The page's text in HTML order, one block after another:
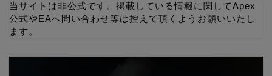
当サイトは非公式です。掲載している情報に関してApex
公式やEAへ問い合わせ等は控えて頂くようお願いいたし
ます。